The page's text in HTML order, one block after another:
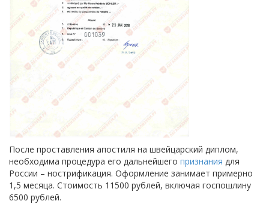
После проставления апостиля на швейцарский диплом,
необходима процедура его дальнейшего признания для
России – нострификация. Оформление занимает примерно
1,5 месяца. Стоимость 11500 рублей, включая госпошлину
6500 рублей.